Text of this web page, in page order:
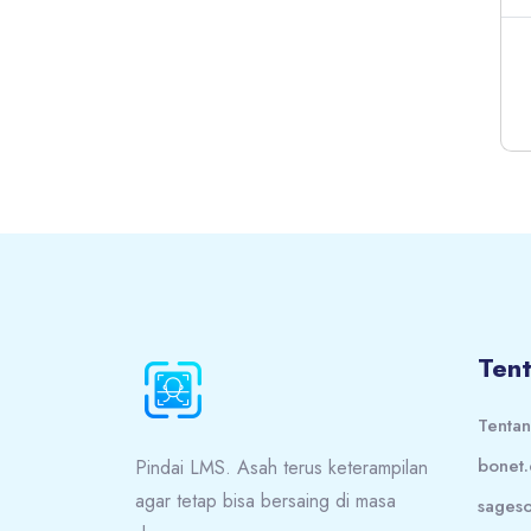
Blok
Pindai LMS. Asah terus keterampilan
agar tetap bisa bersaing di masa